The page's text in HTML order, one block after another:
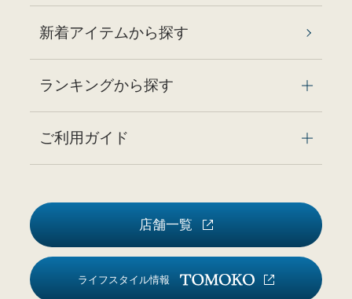
新着アイテムから探す
ランキングから探す
ご利用ガイド
店舗一覧
ライフスタイル情報